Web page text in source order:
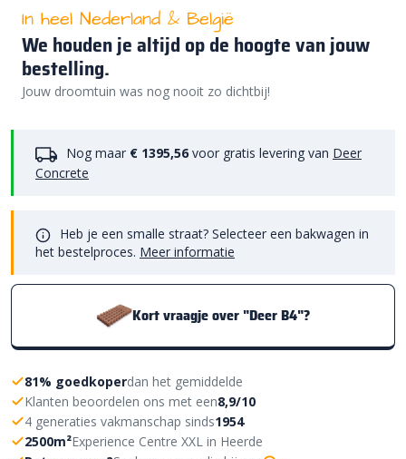
In heel Nederland & België
We houden je altijd op de hoogte van jouw
bestelling.
Jouw droomtuin was nog nooit zo dichtbij!
Nog maar € 1395,56 voor gratis levering van Deer
Concrete
Heb je een smalle straat? Selecteer een bakwagen in
het bestelproces. Meer informatie
Kort vraagje over "Deer B4"?
81% goedkoperdan het gemiddelde
Klanten beoordelen ons met een8,9/10
4 generaties vakmanschap sinds1954
2500m²Experience Centre XXL in Heerde